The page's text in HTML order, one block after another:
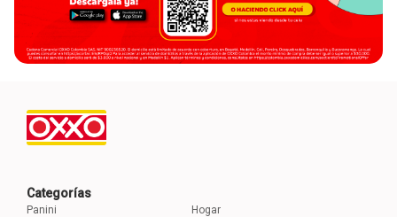
Categorías
Panini Hogar